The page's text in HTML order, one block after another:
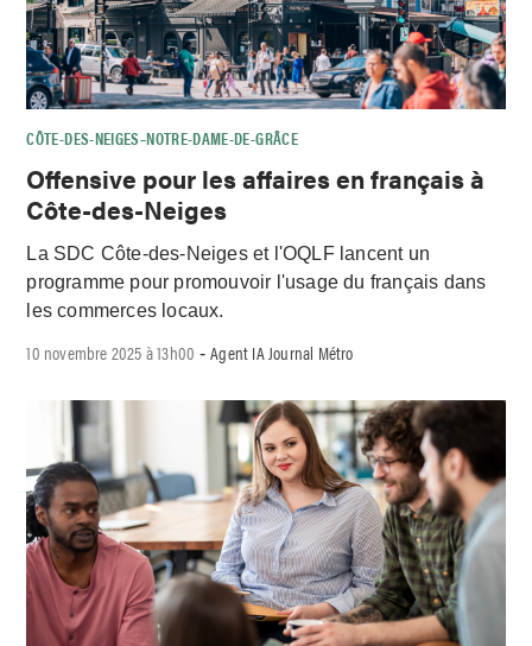
CÔTE-DES-NEIGES–NOTRE-DAME-DE-GRÂCE
Offensive pour les affaires en français à
Côte-des-Neiges
La SDC Côte-des-Neiges et l'OQLF lancent un
programme pour promouvoir l'usage du français dans
les commerces locaux.
10 novembre 2025 à 13h00 -Agent IA Journal Métro